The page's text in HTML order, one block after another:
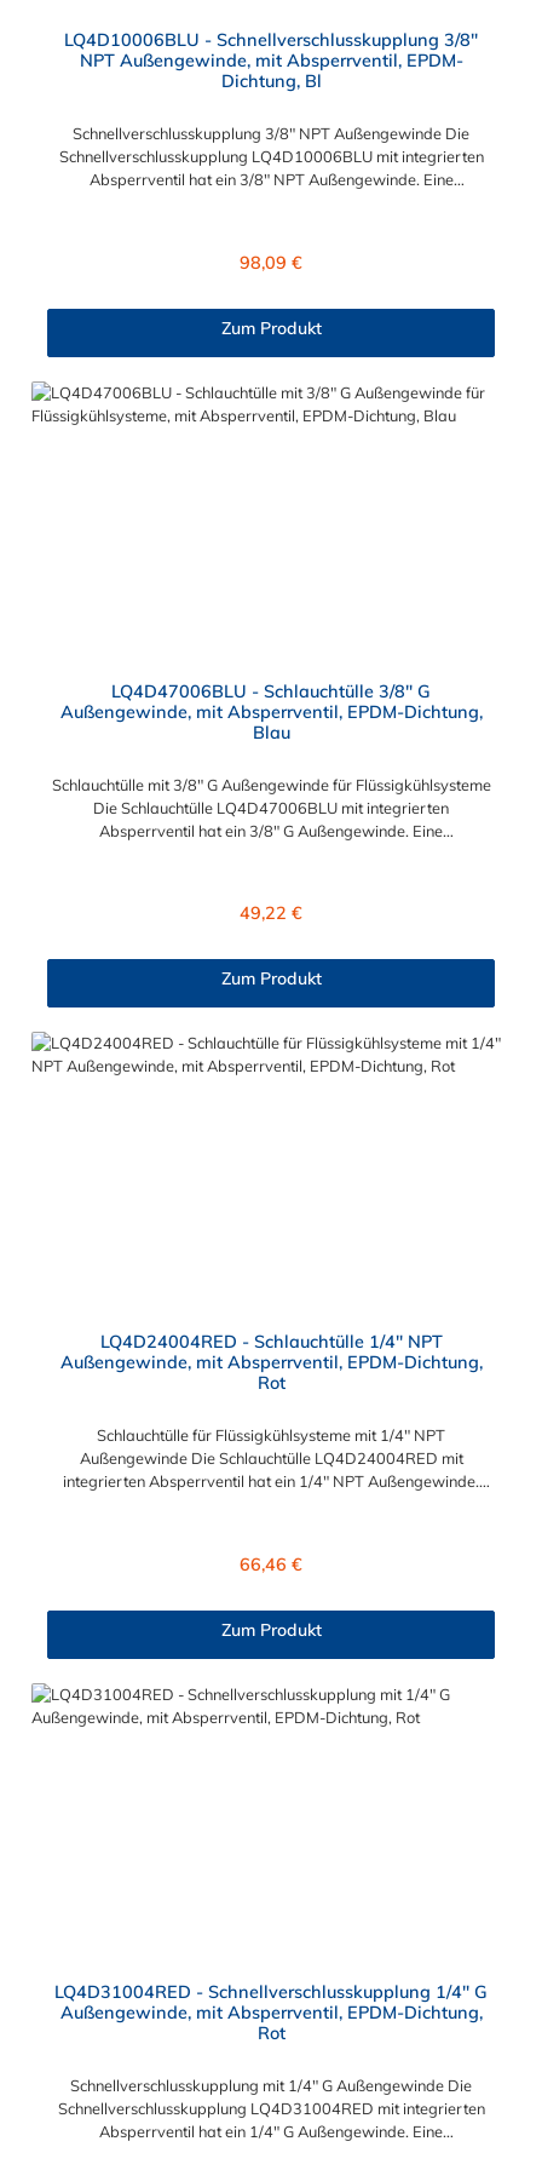
LQ4D10006BLU - Schnellverschlusskupplung 3/8"
NPT Außengewinde, mit Absperrventil, EPDM-
Dichtung, Bl
Schnellverschlusskupplung 3/8" NPT Außengewinde Die
Schnellverschlusskupplung LQ4D10006BLU mit integrierten
Absperrventil hat ein 3/8" NPT Außengewinde. Eine
Messing verchromt und der Dichtring ist aus EPDM. Max.
-17 °C bis 115 °C Farbe: Blau Diese Schnellverschlusskupplung
ist auch für lange Einsatzzeiten geeignet und bietet auch bei
Kälteanwendungen eine hohe Durchflusskapazität. Der
Schnellverschluss der CPC LQ4-Serie ist ideal für
Flüssigkühlsysteme. Sie können diese
Regulärer Preis:
98,09 €
Zum Produkt
LQ4D47006BLU - Schlauchtülle 3/8" G
Außengewinde, mit Absperrventil, EPDM-Dichtung,
Blau
Schlauchtülle mit 3/8" G Außengewinde für Flüssigkühlsysteme
Die Schlauchtülle LQ4D47006BLU mit integrierten
Absperrventil hat ein 3/8" G Außengewinde. Eine
Messing verchromt und der Dichtring ist aus EPDM gefertigt.
Betriebstemperatur: -17 °C bis 115 °C Farbe: Blau Diese
Durchflusskapazität. Die Schlauchsteckverbindung der CPC
LQ4-Serie ist ideal für Flüssigkühlsysteme. Sie können diese
Regulärer Preis:
49,22 €
Zum Produkt
LQ4D24004RED - Schlauchtülle 1/4" NPT
Außengewinde, mit Absperrventil, EPDM-Dichtung,
Rot
Schlauchtülle für Flüssigkühlsysteme mit 1/4" NPT
Außengewinde Die Schlauchtülle LQ4D24004RED mit
integrierten Absperrventil hat ein 1/4" NPT Außengewinde.
Schlauchtülle ist Messing verchromt und der Dichtring ist aus
Betriebstemperatur: -17 °C bis 115 °C Farbe: Rot
Diese Messing Schlauchtülle ist für lange Einsatzzeiten geeignet
und bietet auch bei Kälteanwendungen eine hohe
Durchflusskapazität. Die Schlauchsteckverbindung der CPC
LQ4-Serie ist ideal für Flüssigkühlsysteme. Sie können
Regulärer Preis:
66,46 €
Zum Produkt
LQ4D31004RED - Schnellverschlusskupplung 1/4" G
Außengewinde, mit Absperrventil, EPDM-Dichtung,
Rot
Schnellverschlusskupplung mit 1/4" G Außengewinde Die
Schnellverschlusskupplung LQ4D31004RED mit integrierten
Absperrventil hat ein 1/4" G Außengewinde. Eine